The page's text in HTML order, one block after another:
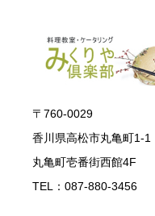
〒760-0029
香川県高松市丸亀町1-1
丸亀町壱番街西館4F
TEL：087-880-3456